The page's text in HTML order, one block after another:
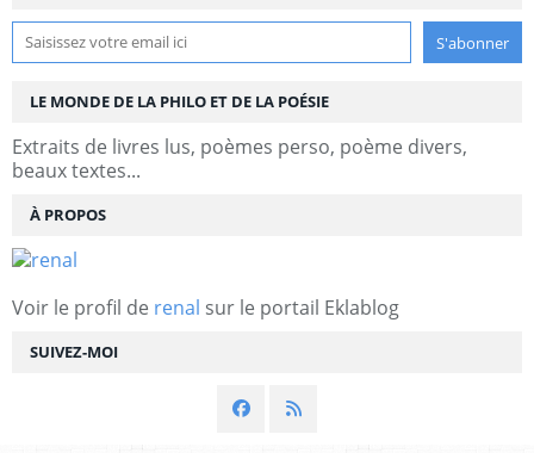
SUIVEZ-MOI
LE MONDE DE LA PHILO ET DE LA POÉSIE
Extraits de livres lus, poèmes perso, poème divers,
beaux textes...
À PROPOS
Voir le profil de renal sur le portail Eklablog